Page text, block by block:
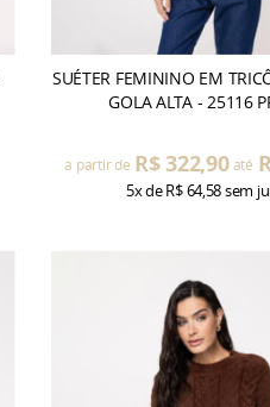
SUÉTER FEMININO EM
GOLA ALTA - 25116
a partir de R$ 322,90 até
5xdeR$ 64,58sem